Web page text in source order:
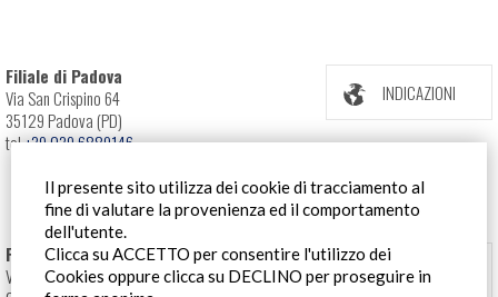
Il presente sito utilizza dei cookie di tracciamento al
fine di valutare la provenienza ed il comportamento
dell'utente.
Clicca su ACCETTO per consentire l'utilizzo dei
Cookies oppure clicca su DECLINO per proseguire in
Filiale di Padova
Via San Crispino 64
35129 Padova (PD)
tel+39 039 6889146
INDICAZIONI
Filiale Roma
Via Pontina 583
INDICAZIONI